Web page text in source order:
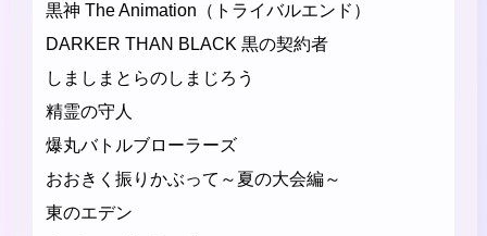
黒神 The Animation（トライバルエンド）
DARKER THAN BLACK 黒の契約者
しましまとらのしまじろう
精霊の守人
爆丸バトルブローラーズ
おおきく振りかぶって～夏の大会編～
東のエデン